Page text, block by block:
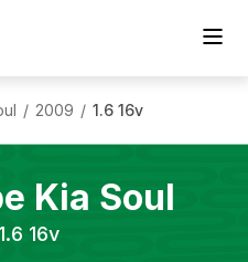
/ 2009 / 1.6 16v
Kia Soul
1.6 16v